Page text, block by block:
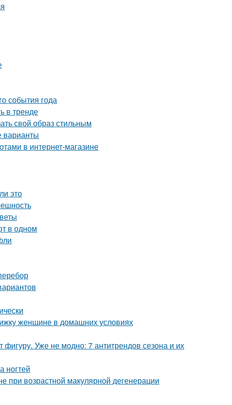
события года
в тренде
свой образ стильным
варианты
в интернет-магазине
это
в одном
женщине в домашних условиях
Уже не модно: 7 антитрендов сезона и их
ногтей
при возрастной макулярной дегенерации